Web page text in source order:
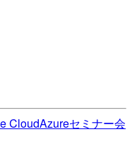
CloudAzureセミナー会